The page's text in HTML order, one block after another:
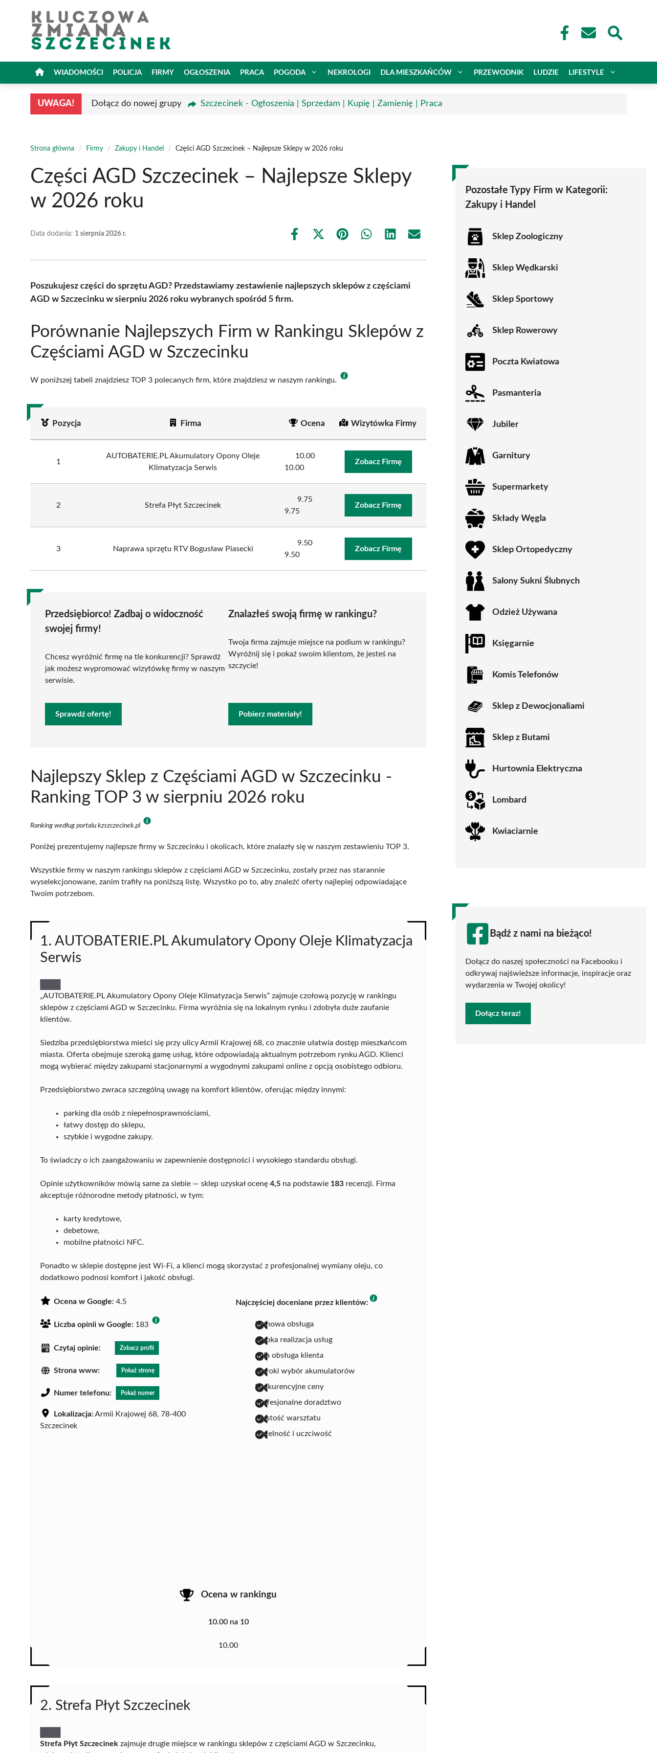
WIADOMOŚCI POLICJA FIRMY OGŁOSZENIA PRACA POGODA NEKROLOGI DLA MIESZKAŃCÓW PRZEWODNIK LUDZIE LIFESTYLE
UWAGA! Dołącz do nowej grupy Szczecinek - Ogłoszenia | Sprzedam | Kupię | Zamienię | Praca
Strona główna / Firmy / Zakupy i Handel / Części AGD Szczecinek – Najlepsze Sklepy w 2026 roku
Części AGD Szczecinek – Najlepsze Sklepy
w 2026 roku
Data dodania: 1 sierpnia 2026 r.
Share
Share
(Twitter)
Share Share Share Share
Poszukujesz części do sprzętu AGD? Przedstawiamy zestawienie najlepszych sklepów z częściami
AGD w Szczecinku w sierpniu 2026 roku wybranych spośród 5 firm.
Porównanie Najlepszych Firm w Rankingu Sklepów z
Częściami AGD w Szczecinku
W poniższej tabeli znajdziesz TOP 3 polecanych firm, które znajdziesz w naszym rankingu.
Pozycja Firma Ocena Wizytówka Firmy
1
AUTOBATERIE.PL Akumulatory Opony Oleje
Klimatyzacja Serwis
10.00
10.00
Zobacz Firmę
2 Strefa Płyt Szczecinek
9.75
9.75
Zobacz Firmę
3 Naprawa sprzętu RTV Bogusław Piasecki
9.50
9.50
Zobacz Firmę
Przedsiębiorco! Zadbaj o widoczność
swojej firmy!
Chcesz wyróżnić firmę na tle konkurencji? Sprawdź
jak możesz wypromować wizytówkę firmy w naszym
serwisie.
Sprawdź ofertę!
Znalazłeś swoją firmę w rankingu?
Twoja firma zajmuje miejsce na podium w rankingu?
Wyróżnij się i pokaż swoim klientom, że jesteś na
szczycie!
Pobierz materiały!
Najlepszy Sklep z Częściami AGD w Szczecinku -
Ranking TOP 3 w sierpniu 2026 roku
Ranking według portalu kzszczecinek.pl
Poniżej prezentujemy najlepsze firmy w Szczecinku i okolicach, które znalazły się w naszym zestawieniu TOP 3.
Wszystkie firmy w naszym rankingu sklepów z częściami AGD w Szczecinku, zostały przez nas starannie
wyselekcjonowane, zanim trafiły na poniższą listę. Wszystko po to, aby znaleźć oferty najlepiej odpowiadające
Twoim potrzebom.
1. AUTOBATERIE.PL Akumulatory Opony Oleje Klimatyzacja
Serwis
„AUTOBATERIE.PL Akumulatory Opony Oleje Klimatyzacja Serwis” zajmuje czołową pozycję w rankingu
sklepów z częściami AGD w Szczecinku. Firma wyróżnia się na lokalnym rynku i zdobyła duże zaufanie
klientów.
Siedziba przedsiębiorstwa mieści się przy ulicy Armii Krajowej 68, co znacznie ułatwia dostęp mieszkańcom
miasta. Oferta obejmuje szeroką gamę usług, które odpowiadają aktualnym potrzebom rynku AGD. Klienci
mogą wybierać między zakupami stacjonarnymi a wygodnymi zakupami online z opcją osobistego odbioru.
Przedsiębiorstwo zwraca szczególną uwagę na komfort klientów, oferując między innymi:
parking dla osób z niepełnosprawnościami,
łatwy dostęp do sklepu,
szybkie i wygodne zakupy.
To świadczy o ich zaangażowaniu w zapewnienie dostępności i wysokiego standardu obsługi.
Opinie użytkowników mówią same za siebie — sklep uzyskał ocenę 4,5 na podstawie 183 recenzji. Firma
akceptuje różnorodne metody płatności, w tym:
karty kredytowe,
debetowe,
mobilne płatności NFC.
Ponadto w sklepie dostępne jest Wi-Fi, a klienci mogą skorzystać z profesjonalnej wymiany oleju, co
dodatkowo podnosi komfort i jakość obsługi.
Ocena w Google: 4.5
Liczba opinii w Google: 183
Czytaj opinie: Zobacz profil
Strona www: Pokaż stronę
Numer telefonu: Pokaż numer
Lokalizacja:Armii Krajowej 68, 78-400
Szczecinek
Najczęściej doceniane przez klientów:
fachowa obsługa
szybka realizacja usług
miła obsługa klienta
szeroki wybór akumulatorów
konkurencyjne ceny
profesjonalne doradztwo
czystość warsztatu
rzetelność i uczciwość
Ocena w rankingu
10.00 na 10
10.00
2. Strefa Płyt Szczecinek
Strefa Płyt Szczecinek zajmuje drugie miejsce w rankingu sklepów z częściami AGD w Szczecinku,
Pozostałe Typy Firm w Kategorii:
Zakupy i Handel
Sklep Zoologiczny
Sklep Wędkarski
Sklep Sportowy
Sklep Rowerowy
Poczta Kwiatowa
Pasmanteria
Jubiler
Garnitury
Supermarkety
Składy Węgla
Sklep Ortopedyczny
Salony Sukni Ślubnych
Odzież Używana
Księgarnie
Komis Telefonów
Sklep z Dewocjonaliami
Sklep z Butami
Hurtownia Elektryczna
Lombard
Kwiaciarnie
Bądź z nami na bieżąco!
Dołącz do naszej społeczności na Facebooku i
odkrywaj najświeższe informacje, inspiracje oraz
wydarzenia w Twojej okolicy!
Dołącz teraz!